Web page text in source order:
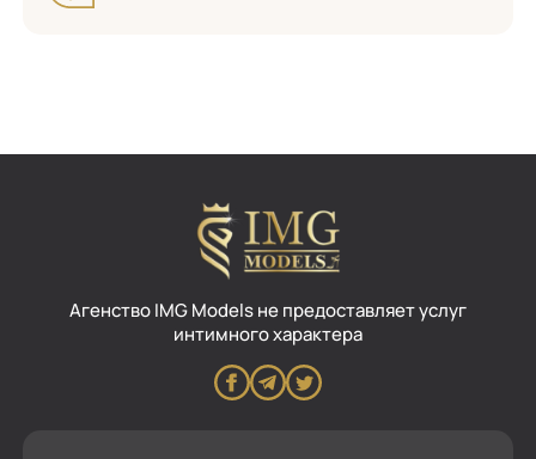
Aгенство IMG Models не предоставляет услуг
интимного характера